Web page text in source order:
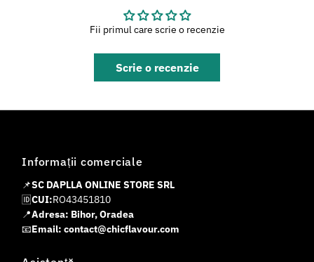
Fii primul care scrie o recenzie
Scrie o recenzie
Informații comerciale
📌SC DAPLLA ONLINE STORE SRL
🆔CUI:RO43451810
📍Adresa: Bihor, Oradea
📧Email: contact@chicflavour.com